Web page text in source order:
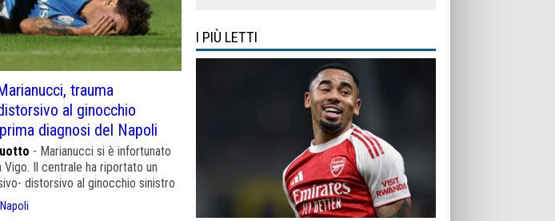
trauma
al ginocchio
diagnosi del Napoli
- Marianucci si è infortunato
Il centrale ha riportato un
distorsivo al ginocchio sinistro
Napoli
I PIÙ LETTI